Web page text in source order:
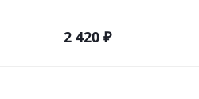
2 420 ₽